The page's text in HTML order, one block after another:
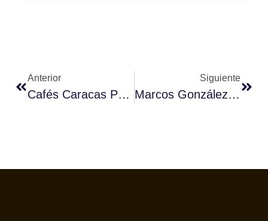
Anterior
Cafés Caracas Presenta La Colección De Tazas «Caracas Barcelona»
Siguiente
Marcos González Colabora En La 35ª Marcha Solidaria ASPANAEX/DELIKIA En Vigo